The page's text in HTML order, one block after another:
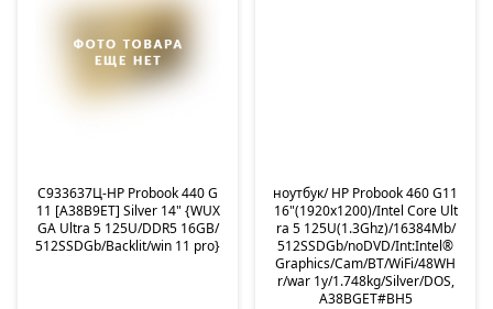
C933637Ц-HP Probook 440 G
11 [A38B9ET] Silver 14" {WUX
GA Ultra 5 125U/DDR5 16GB/
512SSDGb/Backlit/win 11 pro}
ноутбук/ HP Probook 460 G11
16"(1920x1200)/Intel Core Ult
ra 5 125U(1.3Ghz)/16384Mb/
512SSDGb/noDVD/Int:Intel®
Graphics/Cam/BT/WiFi/48WH
r/war 1y/1.748kg/Silver/DOS,
A38BGET#BH5